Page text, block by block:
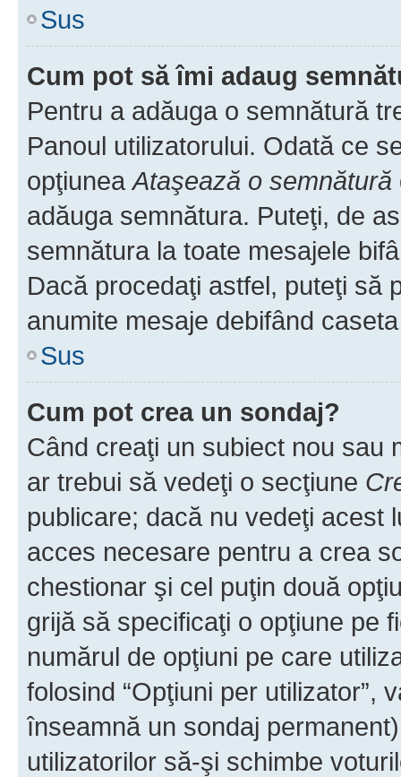
Sus
Cum pot să îmi adaug
Pentru a adăuga o semnătură
Panoul utilizatorului. Odată ce
opţiuneaAtaşează o semnătură
adăuga semnătura. Puteţi, de
semnătura la toate mesajele
Dacă procedaţi astfel, puteţi să
anumite mesaje debifând
Sus
Cum pot crea un sondaj?
Când creaţi un subiect nou sau
ar trebui să vedeţi o secţiune
publicare; dacă nu vedeţi acest
acces necesare pentru a crea
chestionar şi cel puţin două
grijă să specificaţi o opţiune pe
numărul de opţiuni pe care
folosind “Opţiuni per utilizator”,
înseamnă un sondaj
utilizatorilor să-şi schimbe